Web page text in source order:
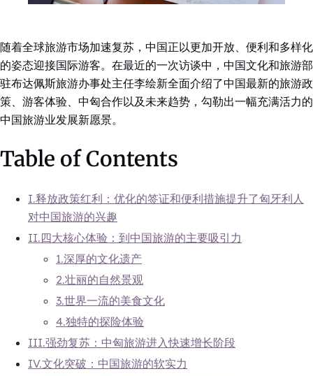
随着全球旅游市场加速复苏，中国正以更加开放、便利和多样化
的姿态迎接国际游客。在最近的一次访谈中，中国文化和旅游部
驻布达佩斯旅游办事处主任李绘新全面介绍了中国最新的旅游政
策、游客体验、中匈合作以及未来趋势，勾勒出一幅充满活力的
中国旅游业发展新愿景。
Table of Contents
I.释放政策红利：优化的签证和便利措施提升了匈牙利人
对中国旅游的兴趣
II.四大核心体验：到中国旅游的主要吸引力
1.深厚的文化遗产
2.壮丽的自然景观
3.世界一流的美食文化
4.独特的探险体验
III.强劲复苏：中匈旅游进入快速增长阶段
IV.文化突破：中国旅游的软实力